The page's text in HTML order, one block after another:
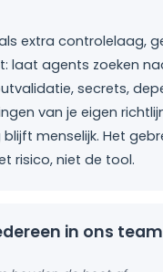
extra controlelaag,
laat agents zoeken
secrets,
van je eigen
menselijk. Het
risico, niet de tool.
in ons